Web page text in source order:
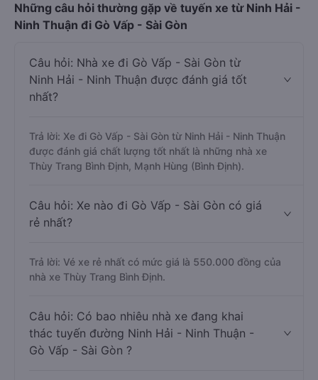
Những câu hỏi thường gặp về tuyến xe từ Ninh Hải -
Ninh Thuận đi Gò Vấp - Sài Gòn
Câu hỏi: Nhà xe đi Gò Vấp - Sài Gòn từ
Ninh Hải - Ninh Thuận được đánh giá tốt
nhất?
Trả lời: Xe đi Gò Vấp - Sài Gòn từ Ninh Hải - Ninh Thuận
được đánh giá chất lượng tốt nhất là những nhà xe
Thùy Trang Bình Định, Mạnh Hùng (Bình Định).
Câu hỏi: Xe nào đi Gò Vấp - Sài Gòn có giá
rẻ nhất?
Trả lời: Vé xe rẻ nhất có mức giá là 550.000 đồng của
nhà xe Thùy Trang Bình Định.
Câu hỏi: Có bao nhiêu nhà xe đang khai
thác tuyến đường Ninh Hải - Ninh Thuận -
Gò Vấp - Sài Gòn ?